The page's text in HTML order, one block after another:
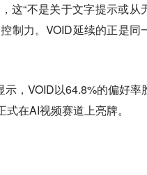
这“不是关于文字提示或从
制力。VOID延续的正是同
，VOID以64.8%的偏好率
在AI视频赛道上亮牌。